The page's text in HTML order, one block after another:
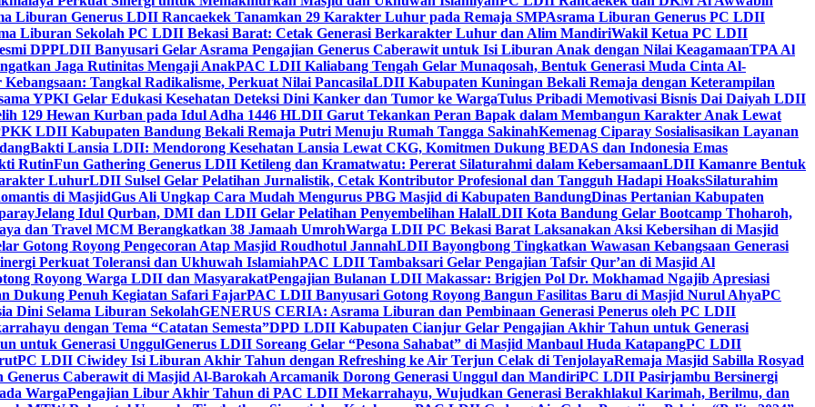
Liburan Generus LDII Rancaekek Tanamkan 29 Karakter Luhur pada Remaja SMPAsrama Liburan Generus PC LDII
Liburan Sekolah PC LDII Bekasi Barat: Cetak Generasi Berkarakter Luhur dan Alim MandiriWakil Ketua PC LDII
DPPLDII Banyusari Gelar Asrama Pengajian Generus Caberawit untuk Isi Liburan Anak dengan Nilai KeagamaanTPA Al
Jaga Rutinitas Mengaji AnakPAC LDII Kaliabang Tengah Gelar Munaqosah, Bentuk Generasi Muda Cinta Al-
Tangkal Radikalisme, Perkuat Nilai PancasilaLDII Kabupaten Kuningan Bekali Remaja dengan Keterampilan
YPKI Gelar Edukasi Kesehatan Deteksi Dini Kanker dan Tumor ke WargaTulus Pribadi Memotivasi Bisnis Dai Daiyah LDII
129 Hewan Kurban pada Idul Adha 1446 HLDII Garut Tekankan Peran Bapak dalam Membangun Karakter Anak Lewat
LDII Kabupaten Bandung Bekali Remaja Putri Menuju Rumah Tangga SakinahKemenag Ciparay Sosialisasikan Layanan
Bakti Lansia LDII: Mendorong Kesehatan Lansia Lewat CKG, Komitmen Dukung BEDAS dan Indonesia Emas
RutinFun Gathering Generus LDII Ketileng dan Kramatwatu: Pererat Silaturahmi dalam KebersamaanLDII Kamanre Bentuk
LuhurLDII Sulsel Gelar Pelatihan Jurnalistik, Cetak Kontributor Profesional dan Tangguh Hadapi HoaksSilaturahim
di MasjidGus Ali Ungkap Cara Mudah Mengurus PBG Masjid di Kabupaten BandungDinas Pertanian Kabupaten
Jelang Idul Qurban, DMI dan LDII Gelar Pelatihan Penyembelihan HalalLDII Kota Bandung Gelar Bootcamp Thoharoh,
dan Travel MCM Berangkatkan 38 Jamaah UmrohWarga LDII PC Bekasi Barat Laksanakan Aksi Kebersihan di Masjid
Gotong Royong Pengecoran Atap Masjid Roudhotul JannahLDII Bayongbong Tingkatkan Wawasan Kebangsaan Generasi
Perkuat Toleransi dan Ukhuwah IslamiahPAC LDII Tambaksari Gelar Pengajian Tafsir Qur’an di Masjid Al
Royong Warga LDII dan MasyarakatPengajian Bulanan LDII Makassar: Brigjen Pol Dr. Mokhamad Ngajib Apresiasi
Dukung Penuh Kegiatan Safari FajarPAC LDII Banyusari Gotong Royong Bangun Fasilitas Baru di Masjid Nurul AhyaPC
Dini Selama Liburan SekolahGENERUS CERIA: Asrama Liburan dan Pembinaan Generasi Penerus oleh PC LDII
dengan Tema “Catatan Semesta”DPD LDII Kabupaten Cianjur Gelar Pengajian Akhir Tahun untuk Generasi
untuk Generasi UnggulGenerus LDII Soreang Gelar “Pesona Sahabat” di Masjid Manbaul Huda KatapangPC LDII
PC LDII Ciwidey Isi Liburan Akhir Tahun dengan Refreshing ke Air Terjun Celak di TenjolayaRemaja Masjid Sabilla Rosyad
Generus Caberawit di Masjid Al-Barokah Arcamanik Dorong Generasi Unggul dan MandiriPC LDII Pasirjambu Bersinergi
WargaPengajian Libur Akhir Tahun di PAC LDII Mekarrahayu, Wujudkan Generasi Berakhlakul Karimah, Berilmu, dan